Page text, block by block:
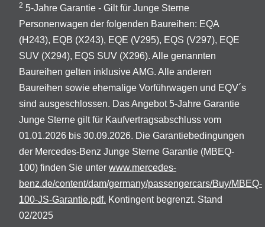
2 5-Jahre Garantie - Gilt für Junge Sterne
Personenwagen der folgenden Baureihen: EQA
(H243), EQB (X243), EQE (V295), EQS (V297), EQE
SUV (X294), EQS SUV (X296). Alle genannten
Baureihen gelten inklusive AMG. Alle anderen
Baureihen sowie ehemalige Vorführwagen und EQV´s
sind ausgeschlossen. Das Angebot 5-Jahre Garantie
Junge Sterne gilt für Kaufvertragsabschluss vom
01.01.2026 bis 30.09.2026. Die Garantiebedingungen
der Mercedes-Benz Junge Sterne Garantie (MBEQ-
100) finden Sie unter www.mercedes-
benz.de/content/dam/germany/passengercars/Buy/MBEQ-
100-JS-Garantie.pdf. Kontingent begrenzt. Stand
02/2025